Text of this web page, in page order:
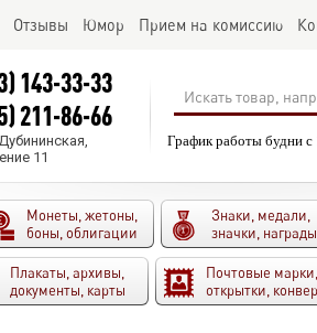
Отзывы Юмор Прием на комиссию
143-33-33
211-86-66
11
График работы будни с
Монеты, жетоны,
боны, облигации
Знаки, медали,
значки, награды
Плакаты, архивы,
документы, карты
Почтовые марки,
открытки,